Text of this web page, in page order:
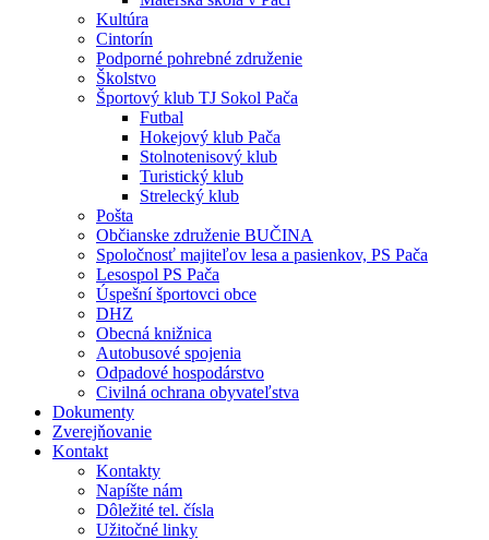
Kultúra
Cintorín
Podporné pohrebné združenie
Školstvo
Športový klub TJ Sokol Pača
Futbal
Hokejový klub Pača
Stolnotenisový klub
Turistický klub
Strelecký klub
Pošta
Občianske združenie BUČINA
Spoločnosť majiteľov lesa a pasienkov, PS Pača
Lesospol PS Pača
Úspešní športovci obce
DHZ
Obecná knižnica
Autobusové spojenia
Odpadové hospodárstvo
Civilná ochrana obyvateľstva
Dokumenty
Zverejňovanie
Kontakt
Kontakty
Napíšte nám
Dôležité tel. čísla
Užitočné linky